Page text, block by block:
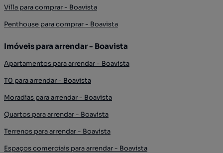
Villa para comprar - Boavista
Penthouse para comprar - Boavista
Imóveis para arrendar - Boavista
Apartamentos para arrendar - Boavista
T0 para arrendar - Boavista
Moradias para arrendar - Boavista
Quartos para arrendar - Boavista
Terrenos para arrendar - Boavista
Espaços comerciais para arrendar - Boavista